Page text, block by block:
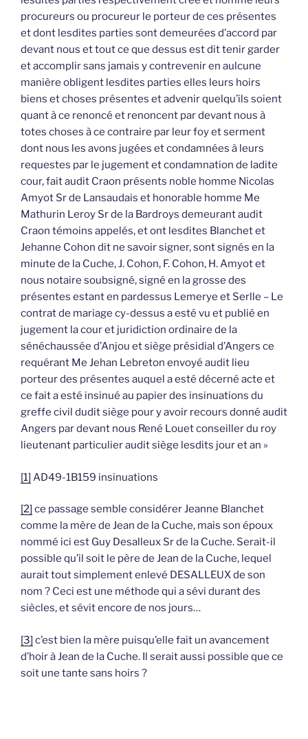
procureurs ou procureur le porteur de ces présentes
et dont lesdites parties sont demeurées d’accord par
devant nous et tout ce que dessus est dit tenir garder
et accomplir sans jamais y contrevenir en aulcune
manière obligent lesdites parties elles leurs hoirs
biens et choses présentes et advenir quelqu’ils soient
quant à ce renoncé et renoncent par devant nous à
totes choses à ce contraire par leur foy et serment
dont nous les avons jugées et condamnées à leurs
requestes par le jugement et condamnation de ladite
cour, fait audit Craon présents noble homme Nicolas
Amyot Sr de Lansaudais et honorable homme Me
Mathurin Leroy Sr de la Bardroys demeurant audit
Craon témoins appelés, et ont lesdites Blanchet et
Jehanne Cohon dit ne savoir signer, sont signés en la
minute de la Cuche, J. Cohon, F. Cohon, H. Amyot et
nous notaire soubsigné, signé en la grosse des
présentes estant en pardessus Lemerye et Serlle – Le
contrat de mariage cy-dessus a esté vu et publié en
jugement la cour et juridiction ordinaire de la
sénéchaussée d’Anjou et siège présidial d’Angers ce
requérant Me Jehan Lebreton envoyé audit lieu
porteur des présentes auquel a esté décerné acte et
ce fait a esté insinué au papier des insinuations du
greffe civil dudit siège pour y avoir recours donné audit
Angers par devant nous René Louet conseiller du roy
lieutenant particulier audit siège lesdits jour et an »
[1] AD49-1B159 insinuations
[2] ce passage semble considérer Jeanne Blanchet
comme la mère de Jean de la Cuche, mais son époux
nommé ici est Guy Desalleux Sr de la Cuche. Serait-il
possible qu’il soit le père de Jean de la Cuche, lequel
aurait tout simplement enlevé DESALLEUX de son
nom ? Ceci est une méthode qui a sévi durant des
siècles, et sévit encore de nos jours…
[3] c’est bien la mère puisqu’elle fait un avancement
d’hoir à Jean de la Cuche. Il serait aussi possible que ce
soit une tante sans hoirs ?